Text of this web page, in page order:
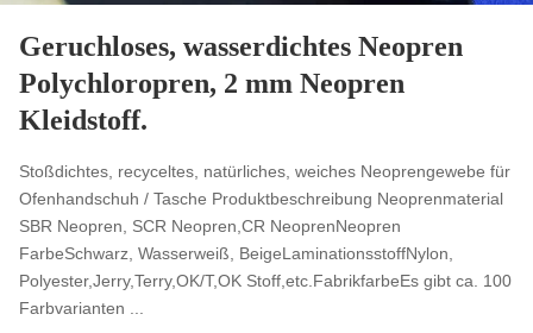
Geruchloses, wasserdichtes Neopren
Polychloropren, 2 mm Neopren
Kleidstoff.
Stoßdichtes, recyceltes, natürliches, weiches Neoprengewebe für
Ofenhandschuh / Tasche Produktbeschreibung Neoprenmaterial
SBR Neopren, SCR Neopren,CR NeoprenNeopren
FarbeSchwarz, Wasserweiß, BeigeLaminationsstoffNylon,
Polyester,Jerry,Terry,OK/T,OK Stoff,etc.FabrikfarbeEs gibt ca. 100
Farbvarianten ...